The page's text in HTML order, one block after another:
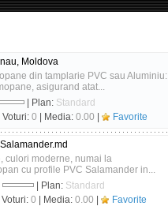
Moldova
din tamplarie PVC sau Aluminiu:
asigurand atat...
| Plan: Standard
| Voturi: 0 | Media: 0.00 Favorite
culori moderne, numai la
cu profile PVC Salamander in...
| Plan: Standard
| Voturi: 0 | Media: 0.00 Favorite